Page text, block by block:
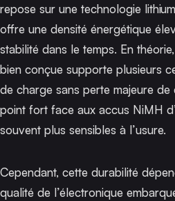
repose sur une technologie
offre une densité énergétique
stabilité dans le temps. En
bien conçue supporte plusieurs
de charge sans perte majeure de
point fort face aux accus NiMH
souvent plus sensibles à l’usure.
Cependant, cette durabilité
qualité de l’électronique